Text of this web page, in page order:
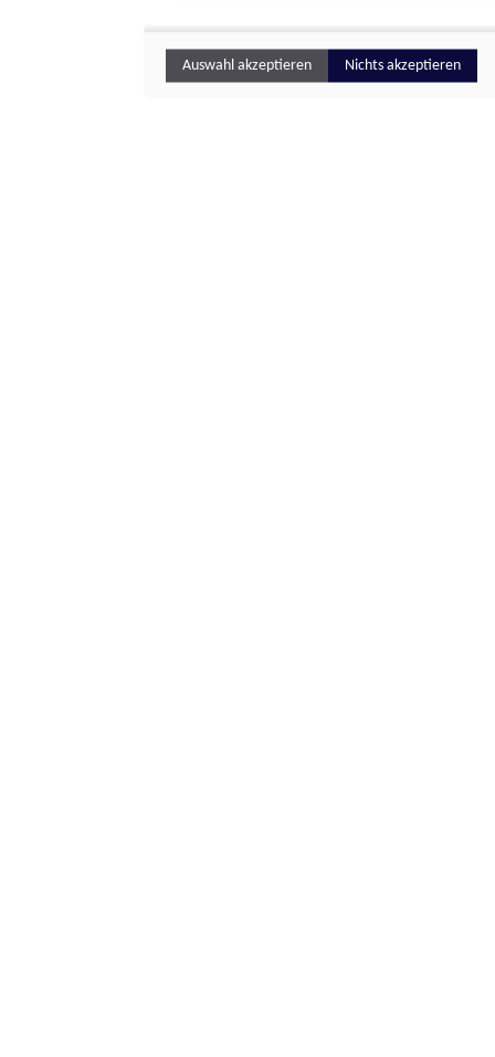
Auswahl akzeptieren Nichts akzeptieren